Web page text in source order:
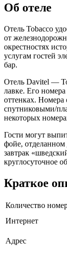
Об отеле
Отель Tobacco
от
окрестностях
услугам гостей
бар.
Отель Davitel —
лавке. Его
оттенках.
спутниковыми/
некоторых
Гости могут
фойе,
завтрак
круглосуточное
Краткое
Количество
Интернет
Адрес